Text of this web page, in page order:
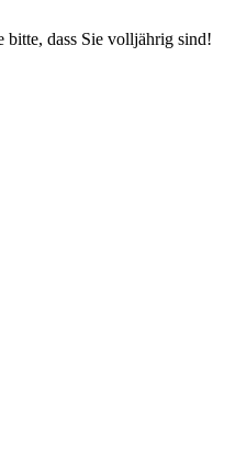
bitte, dass Sie volljährig sind!